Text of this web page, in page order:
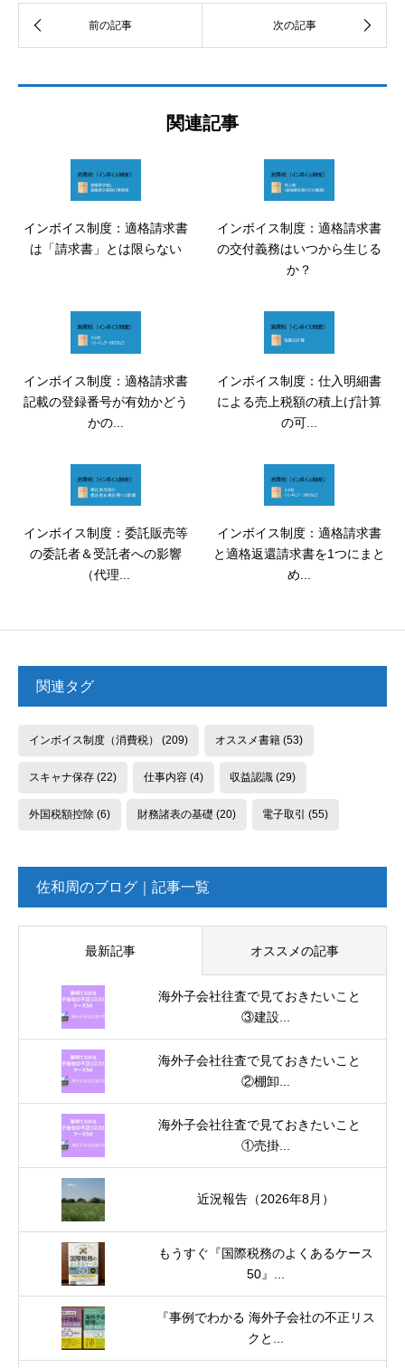
関連記事
インボイス制度：適格請求書
は「請求書」とは限らない
インボイス制度：適格請求書
の交付義務はいつから生じる
か？
インボイス制度：適格請求書
記載の登録番号が有効かどう
かの...
インボイス制度：仕入明細書
による売上税額の積上げ計算
の可...
インボイス制度：委託販売等
の委託者＆受託者への影響
（代理...
インボイス制度：適格請求書
と適格返還請求書を1つにまと
め...
関連タグ
インボイス制度（消費税） (209) オススメ書籍(53)
スキャナ保存(22) 仕事内容(4) 収益認識 (29)
外国税額控除(6) 財務諸表の基礎 (20) 電子取引 (55)
佐和周のブログ｜記事一覧
最新記事 オススメの記事
海外子会社往査で見ておきたいこと
③建設...
海外子会社往査で見ておきたいこと
②棚卸...
海外子会社往査で見ておきたいこと
①売掛...
近況報告（2026年8月）
もうすぐ『国際税務のよくあるケース
50』...
『事例でわかる 海外子会社の不正リス
クと...